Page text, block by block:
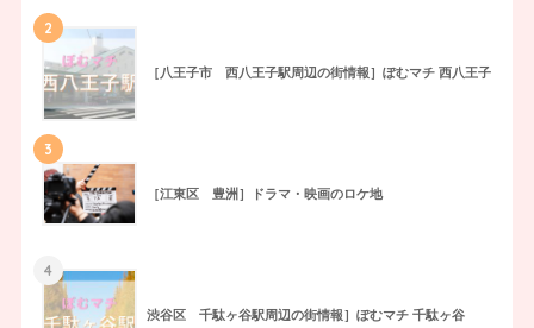
2
［八王子市 西八王子駅周辺の街情報］ぽむマチ 西八王子
3
［江東区 豊洲］ドラマ・映画のロケ地
4
渋谷区 千駄ヶ谷駅周辺の街情報］ぽむマチ 千駄ヶ谷